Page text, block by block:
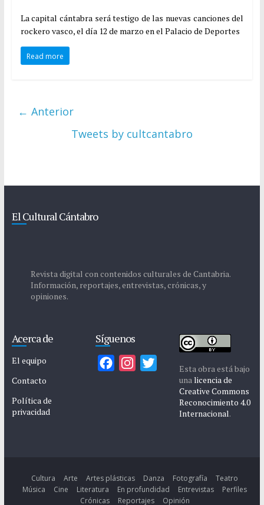
La capital cántabra será testigo de las nuevas canciones del
rockero vasco, el día 12 de marzo en el Palacio de Deportes
Read more
← Anterior
Tweets by cultcantabro
El Cultural Cántabro
Revista digital con contenidos culturales de Cantabria.
Información, reportajes, entrevistas, crónicas, y
opiniones.
Acerca de
El equipo
Contacto
Política de
privacidad
Síguenos
k
m
Esta obra está bajo
unalicencia de
Creative Commons
Reconocimiento 4.0
Internacional.
Cultura Arte Artes plásticas Danza Fotografía
Teatro
Música
Cine Literatura En profundidad Entrevistas
Perfiles
Crónicas
Reportajes Opinión